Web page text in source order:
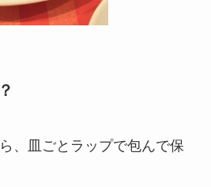
、皿ごとラップで包んで保